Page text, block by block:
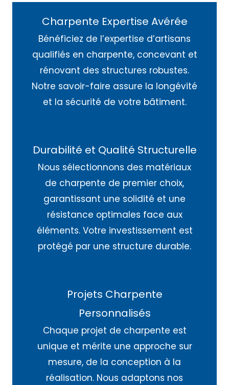
Charpente Expertise Avérée
Bénéficiez de l’expertise d’artisans
qualifiés en charpente, concevant et
rénovant des structures robustes.
Notre savoir-faire assure la longévité
et la sécurité de votre bâtiment.
Durabilité et Qualité Structurelle
Nous sélectionnons des matériaux
de charpente de premier choix,
garantissant une solidité et une
résistance optimales face aux
éléments. Votre investissement est
protégé par une structure durable.
Projets Charpente
Personnalisés
Chaque projet de charpente est
unique et mérite une approche sur
mesure, de la conception à la
réalisation. Nous adaptons nos